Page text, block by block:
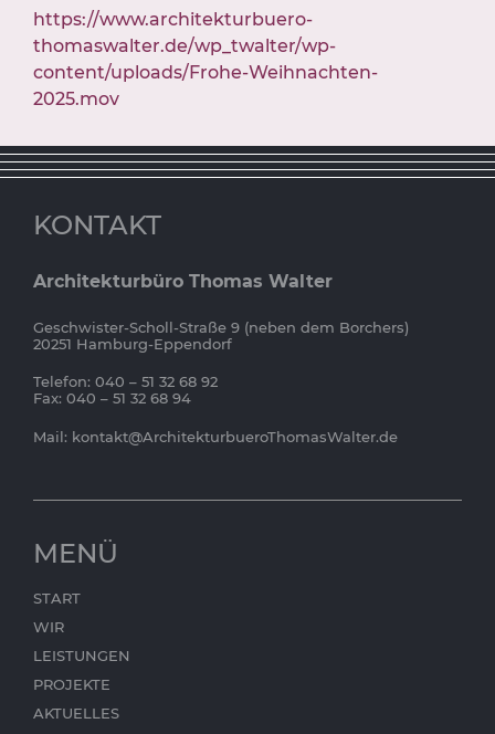
https://www.architekturbuero-
thomaswalter.de/wp_twalter/wp-
content/uploads/Frohe-Weihnachten-
2025.mov
KONTAKT
Architekturbüro Thomas Walter
Geschwister-Scholl-Straße 9 (neben dem Borchers)
20251 Hamburg-Eppendorf
Telefon: 040 – 51 32 68 92
Fax: 040 – 51 32 68 94
Mail: kontakt@ArchitekturbueroThomasWalter.de
MENÜ
START
WIR
LEISTUNGEN
PROJEKTE
AKTUELLES